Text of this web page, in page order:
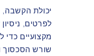
יכולת הקשבה,
לפרטים,
מקצועיים כדי
שורש הסכסוך